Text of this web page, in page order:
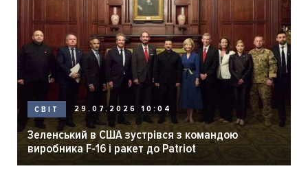
СВІТ 29.07.2026 10:04
Зеленський в США зустрівся з командою
виробника F-16 і ракет до Patriot